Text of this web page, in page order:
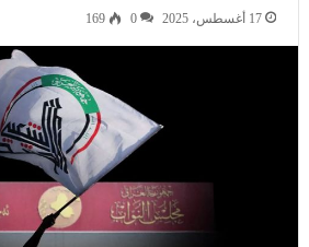
17 أغسطس، 2025 0
169